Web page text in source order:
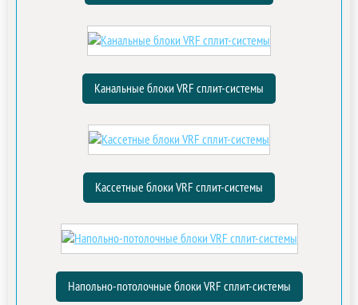
Канальные блоки VRF сплит-системы
Кассетные блоки VRF сплит-системы
Напольно-потолочные блоки VRF сплит-системы